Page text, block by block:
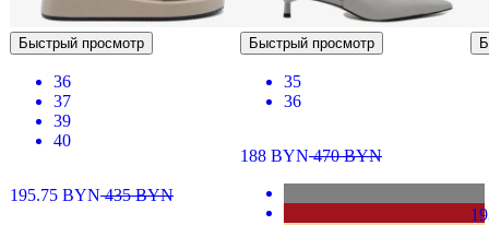
Быстрый просмотр
36
37
39
40
195.75 BYN435BYN
Быстрый просмотр
35
36
188 BYN470BYN